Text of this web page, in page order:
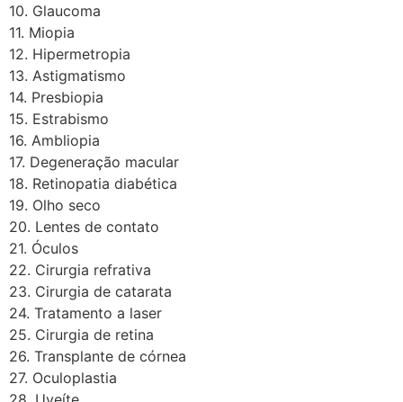
10. Glaucoma
11. Miopia
12. Hipermetropia
13. Astigmatismo
14. Presbiopia
15. Estrabismo
16. Ambliopia
17. Degeneração macular
18. Retinopatia diabética
19. Olho seco
20. Lentes de contato
21. Óculos
22. Cirurgia refrativa
23. Cirurgia de catarata
24. Tratamento a laser
25. Cirurgia de retina
26. Transplante de córnea
27. Oculoplastia